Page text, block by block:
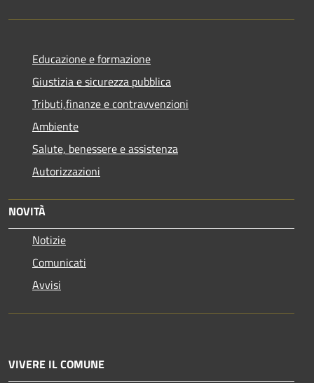
Educazione e formazione
Giustizia e sicurezza pubblica
Tributi,finanze e contravvenzioni
Ambiente
Salute, benessere e assistenza
Autorizzazioni
NOVITÀ
Notizie
Comunicati
Avvisi
VIVERE IL COMUNE